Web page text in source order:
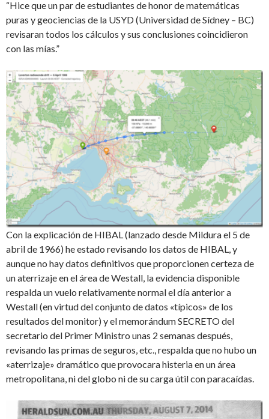
“Hice que un par de estudiantes de honor de matemáticas
puras y geociencias de la USYD (Universidad de Sídney – BC)
revisaran todos los cálculos y sus conclusiones coincidieron
con las mías.”
Con la explicación de HIBAL (lanzado desde Mildura el 5 de
abril de 1966) he estado revisando los datos de HIBAL, y
aunque no hay datos definitivos que proporcionen certeza de
un aterrizaje en el área de Westall, la evidencia disponible
respalda un vuelo relativamente normal el día anterior a
Westall (en virtud del conjunto de datos «típicos» de los
resultados del monitor) y el memorándum SECRETO del
secretario del Primer Ministro unas 2 semanas después,
revisando las primas de seguros, etc., respalda que no hubo un
«aterrizaje» dramático que provocara histeria en un área
metropolitana, ni del globo ni de su carga útil con paracaídas.